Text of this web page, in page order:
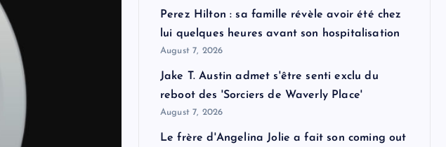
Perez Hilton : sa famille révèle avoir été chez
lui quelques heures avant son hospitalisation
August 7, 2026
Jake T. Austin admet s'être senti exclu du
reboot des 'Sorciers de Waverly Place'
August 7, 2026
Le frère d'Angelina Jolie a fait son coming out